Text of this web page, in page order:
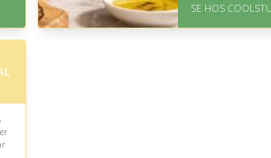
Levering:
SE HOS